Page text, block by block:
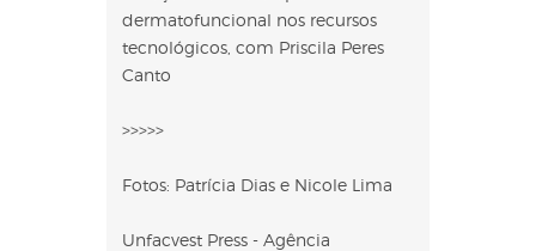
dermatofuncional nos recursos
tecnológicos, com Priscila Peres
Canto
>>>>>
Fotos: Patrícia Dias e Nicole Lima
Unfacvest Press - Agência